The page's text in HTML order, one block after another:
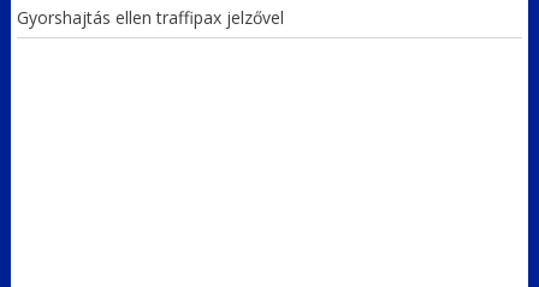
Gyorshajtás ellen traffipax jelzővel